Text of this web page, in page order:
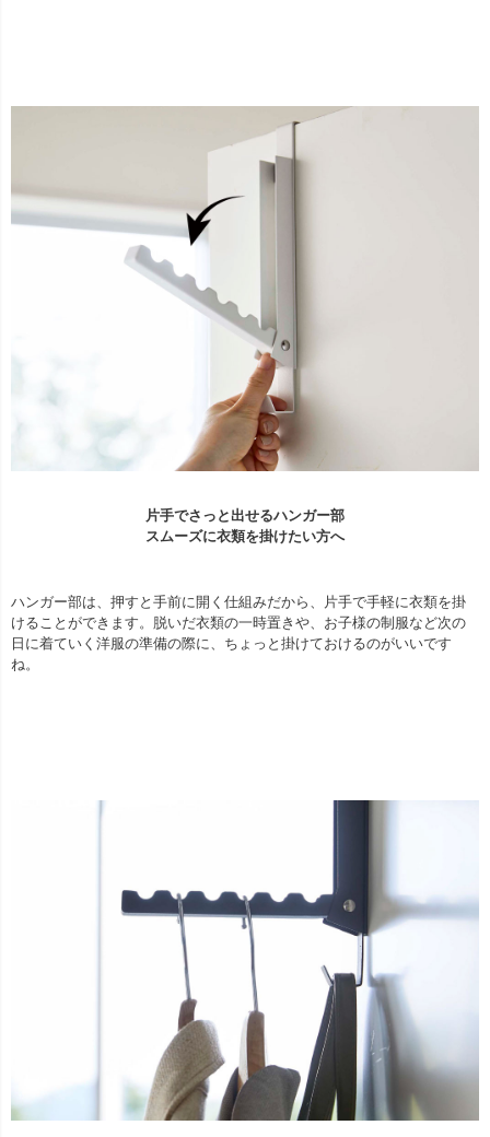
片手でさっと出せるハンガー部
スムーズに衣類を掛けたい方へ
ハンガー部は、押すと手前に開く仕組みだから、片手で手軽に衣類を掛
けることができます。脱いだ衣類の一時置きや、お子様の制服など次の
日に着ていく洋服の準備の際に、ちょっと掛けておけるのがいいです
ね。